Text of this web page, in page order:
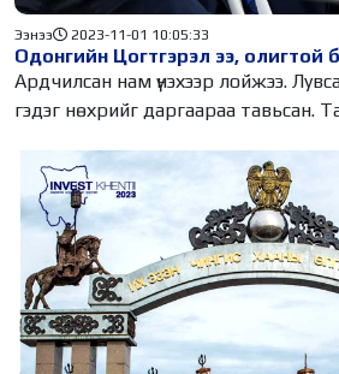
Одонгийн Цогтгэрэл ээ, олигтой
Ээнээ 2023-11-01 10:05:33
Ардчилсан нам үнэхээр лойжээ.
гэдэг нөхрийг даргаараа тавьсан.